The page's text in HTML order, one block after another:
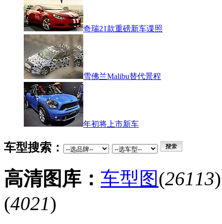
奇瑞21款重磅新车谍照
雪佛兰Malibu替代景程
年初将上市新车
车型搜索：
高清图库： 车型图(26113
(4021)